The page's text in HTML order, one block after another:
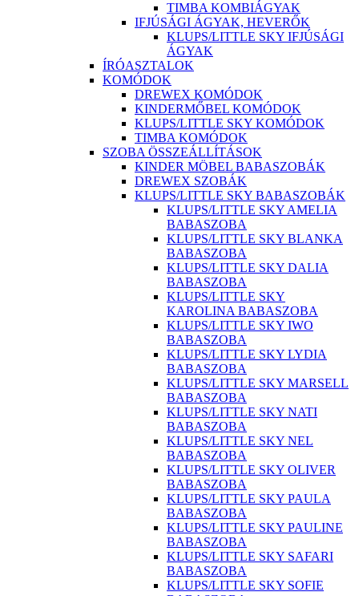
TIMBA KOMBIÁGYAK
IFJÚSÁGI ÁGYAK, HEVERŐK
KLUPS/LITTLE SKY IFJÚSÁGI
ÁGYAK
ÍRÓASZTALOK
KOMÓDOK
DREWEX KOMÓDOK
KINDERMŐBEL KOMÓDOK
KLUPS/LITTLE SKY KOMÓDOK
TIMBA KOMÓDOK
SZOBA ÖSSZEÁLLÍTÁSOK
KINDER MÖBEL BABASZOBÁK
DREWEX SZOBÁK
KLUPS/LITTLE SKY BABASZOBÁK
KLUPS/LITTLE SKY AMELIA
BABASZOBA
KLUPS/LITTLE SKY BLANKA
BABASZOBA
KLUPS/LITTLE SKY DALIA
BABASZOBA
KLUPS/LITTLE SKY
KAROLINA BABASZOBA
KLUPS/LITTLE SKY IWO
BABASZOBA
KLUPS/LITTLE SKY LYDIA
BABASZOBA
KLUPS/LITTLE SKY MARSELL
BABASZOBA
KLUPS/LITTLE SKY NATI
BABASZOBA
KLUPS/LITTLE SKY NEL
BABASZOBA
KLUPS/LITTLE SKY OLIVER
BABASZOBA
KLUPS/LITTLE SKY PAULA
BABASZOBA
KLUPS/LITTLE SKY PAULINE
BABASZOBA
KLUPS/LITTLE SKY SAFARI
BABASZOBA
KLUPS/LITTLE SKY SOFIE